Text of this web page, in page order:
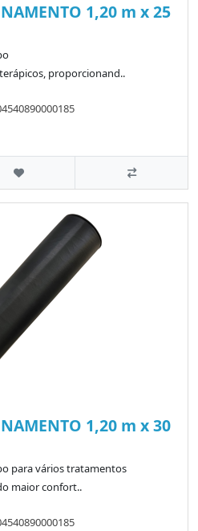
1,20 m x 25
proporcionand..
1,20 m x 30
para vários tratamentos
maior confort..